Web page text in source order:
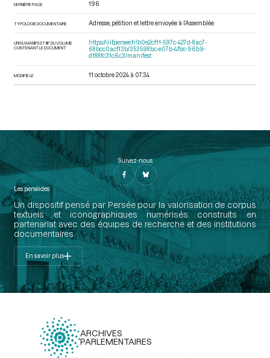
DERNIÈRE PAGE 196
TYPOLOGIE DOCUMENTAIRE Adresse, pétition et lettre envoyée à l’Assemblée
URI DU MANIFEST IIIF DU VOLUME
CONTENANT LE DOCUMENT
https://iiif.persee.fr/b0e2cf11-597c-427d-8ac7-
68bcc0acf13b/353598bc-e07b-4fbc-96b9-
d188fc31c6c3/manifest
MODIFIÉ LE 11 octobre 2024 à 07:34
Suivez-nous
Les perséides
Un dispositif pensé par Persée pour la valorisation de corpus
textuels et iconographiques numérisés construits en
partenariat avec des équipes de recherche et des institutions
documentaires.
En savoir plus
ARCHIVES
PARLEMENTAIRES